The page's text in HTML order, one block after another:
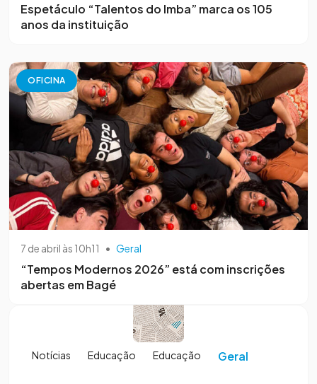
Espetáculo “Talentos do Imba” marca os 105
anos da instituição
OFICINA
7 de abril às 10h11 • Geral
“Tempos Modernos 2026” está com inscrições
abertas em Bagé
Notícias Educação Educação Geral